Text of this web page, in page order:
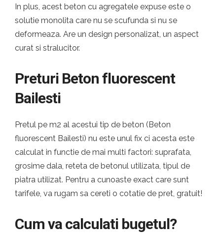
In plus, acest beton cu agregatele expuse este o
solutie monolita care nu se scufunda si nu se
deformeaza. Are un design personalizat, un aspect
curat si stralucitor.
Preturi Beton fluorescent
Bailesti
Pretul pe m2 al acestui tip de beton (Beton
fluorescent Bailesti) nu este unul fix ci acesta este
calculat in functie de mai multi factori: suprafata,
grosime dala, reteta de betonul utilizata, tipul de
piatra utilizat. Pentru a cunoaste exact care sunt
tarifele, va rugam sa cereti o cotatie de pret, gratuit!
Cum va calculati bugetul?